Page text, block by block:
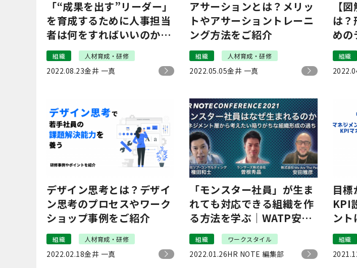
「“成果を出す”リーダー」
を育成するために人事担当
者は何をすればいいのか？
｜ソシオテック研究所 西野
浩子
組織 人材育成・研修
2022.08.23金井 一真
アサーションとは？メリッ
トやアサーショントレーニ
ング方法をご紹介
組織 人材育成・研修
2022.05.05金井 一真
【
は？
めの
組織
デザイン思考とは？デザイ
ン思考のプロセスやワーク
ショップ事例をご紹介
組織 人材育成・研修
2022.02.18金井 一真
「モンスター社員」が生ま
れても対応できる組織を作
る方法を学ぶ｜WATP安
田・ランサーズ曽根・リブ
コンサル権田 #HR NOTE
CONFERENCE2021
組織 ワークスタイル
2022.01.26HR NOTE 編集部
目
KPI
ン
定・
ツを
組織